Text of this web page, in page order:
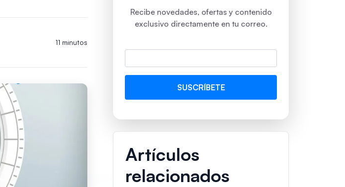
11 minutos
Recibe novedades, ofertas y contenido
exclusivo directamente en tu correo.
Artículos
relacionados